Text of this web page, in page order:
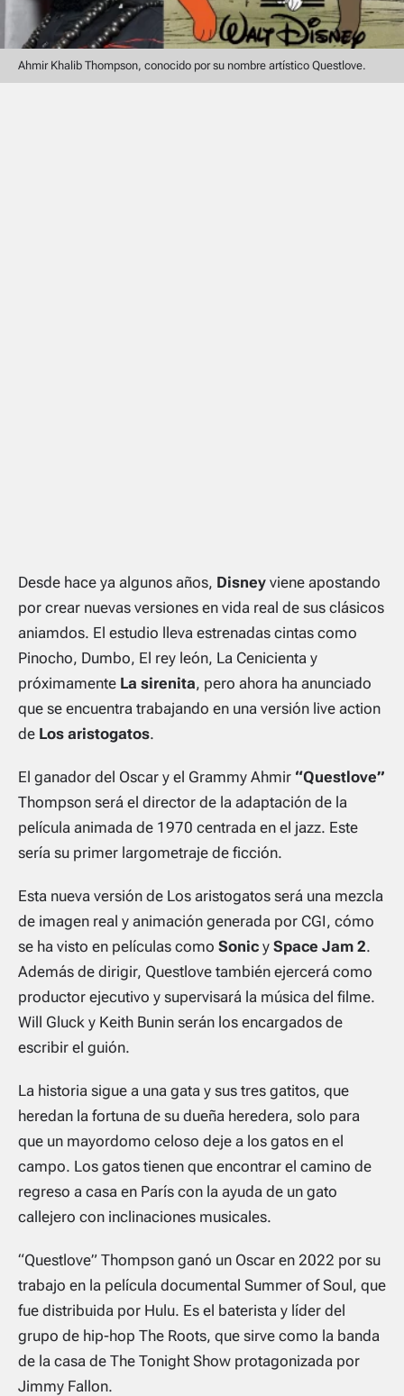
Ahmir Khalib Thompson, conocido por su nombre artístico Questlove.
Desde hace ya algunos años, Disney viene apostando
por crear nuevas versiones en vida real de sus clásicos
aniamdos. El estudio lleva estrenadas cintas como
Pinocho, Dumbo, El rey león, La Cenicienta y
próximamente La sirenita, pero ahora ha anunciado
que se encuentra trabajando en una versión live action
de Los aristogatos.
El ganador del Oscar y el Grammy Ahmir “Questlove”
Thompson será el director de la adaptación de la
película animada de 1970 centrada en el jazz. Este
sería su primer largometraje de ficción.
Esta nueva versión de Los aristogatos será una mezcla
de imagen real y animación generada por CGI, cómo
se ha visto en películas como Sonic y Space Jam 2.
Además de dirigir, Questlove también ejercerá como
productor ejecutivo y supervisará la música del filme.
Will Gluck y Keith Bunin serán los encargados de
escribir el guión.
La historia sigue a una gata y sus tres gatitos, que
heredan la fortuna de su dueña heredera, solo para
que un mayordomo celoso deje a los gatos en el
campo. Los gatos tienen que encontrar el camino de
regreso a casa en París con la ayuda de un gato
callejero con inclinaciones musicales.
“Questlove” Thompson ganó un Oscar en 2022 por su
trabajo en la película documental Summer of Soul, que
fue distribuida por Hulu. Es el baterista y líder del
grupo de hip-hop The Roots, que sirve como la banda
de la casa de The Tonight Show protagonizada por
Jimmy Fallon.